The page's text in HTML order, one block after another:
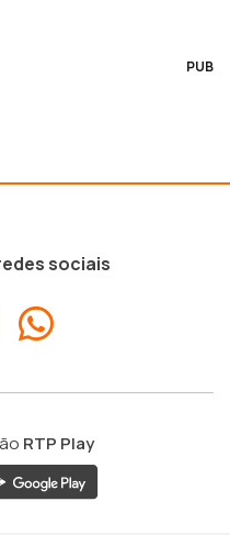
PUB
sociais
RTP Play